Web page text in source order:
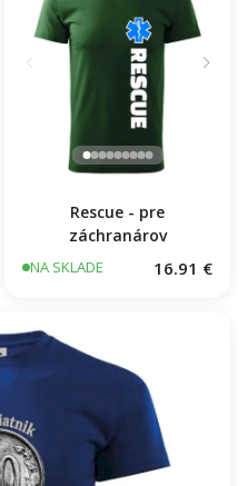
16.91 €
Rescue - pre
záchranárov
NA SKLADE 16.91 €